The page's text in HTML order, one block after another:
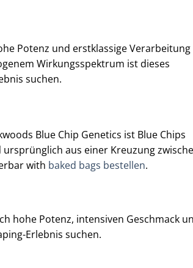
Potenz und erstklassige Verarbeitung
Wirkungsspektrum ist dieses
suchen.
Blue Chip Genetics ist Blue Chips
aus einer Kreuzung
with baked bags bestellen.
hohe Potenz, intensiven Geschmack
Erlebnis suchen.